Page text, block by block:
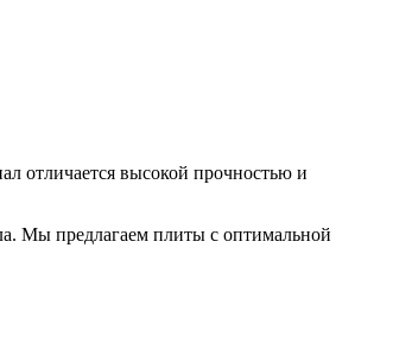
отличается высокой прочностью и
Мы предлагаем плиты с оптимальной